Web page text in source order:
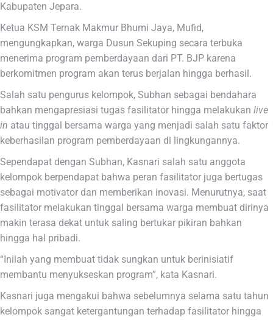
Kabupaten Jepara.
Ketua KSM Ternak Makmur Bhumi Jaya, Mufid,
mengungkapkan, warga Dusun Sekuping secara terbuka
menerima program pemberdayaan dari PT. BJP karena
berkomitmen program akan terus berjalan hingga berhasil.
Salah satu pengurus kelompok, Subhan sebagai bendahara
bahkan mengapresiasi tugas fasilitator hingga melakukan live
in atau tinggal bersama warga yang menjadi salah satu faktor
keberhasilan program pemberdayaan di lingkungannya.
Sependapat dengan Subhan, Kasnari salah satu anggota
kelompok berpendapat bahwa peran fasilitator juga bertugas
sebagai motivator dan memberikan inovasi. Menurutnya, saat
fasilitator melakukan tinggal bersama warga membuat dirinya
makin terasa dekat untuk saling bertukar pikiran bahkan
hingga hal pribadi.
“Inilah yang membuat tidak sungkan untuk berinisiatif
membantu menyukseskan program”, kata Kasnari.
Kasnari juga mengakui bahwa sebelumnya selama satu tahun
kelompok sangat ketergantungan terhadap fasilitator hingga